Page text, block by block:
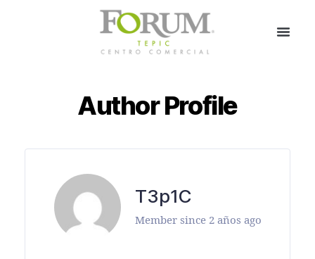
Author Profile
T3p1C
Member since 2 años ago